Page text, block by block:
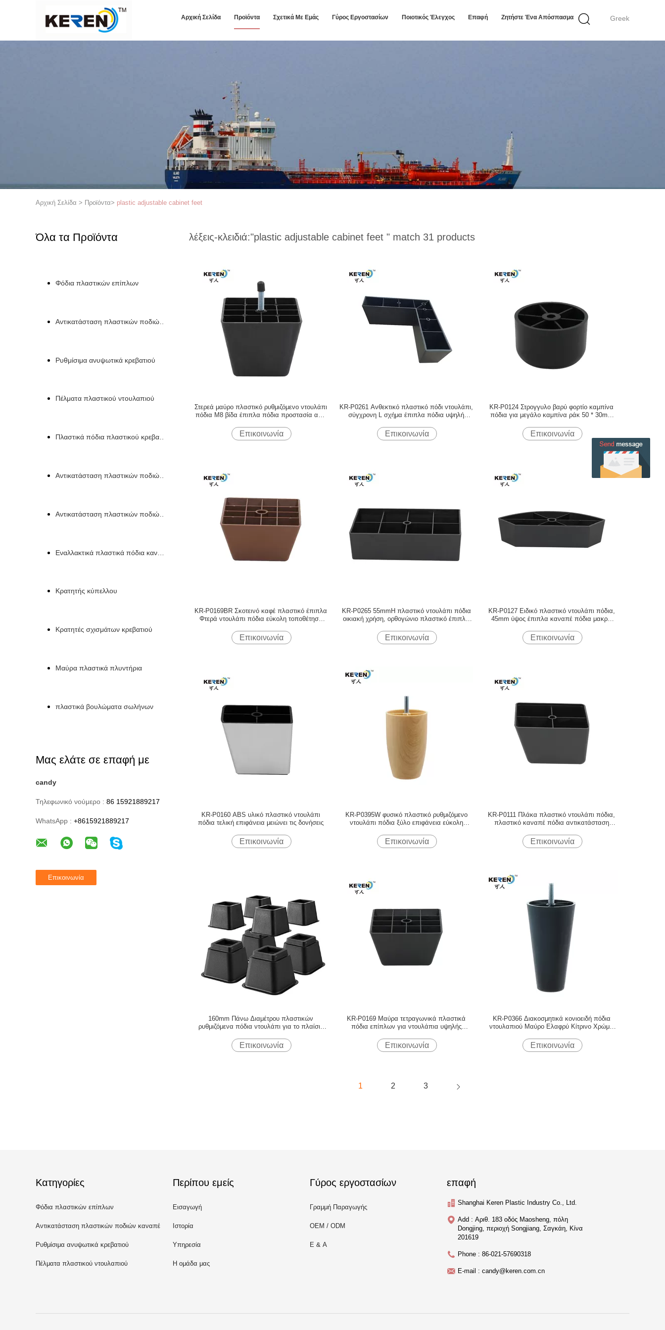
Greek
Αρχική Σελίδα Προϊόντα Σχετικά Με Εμάς Γύρος Εργοστασίων Ποιοτικός Έλεγχος Επαφή Ζητήστε Ένα Απόσπασμα
Αρχική Σελίδα > Προϊόντα> plastic adjustable cabinet feet
Όλα τα Προϊόντα
Φόδια πλαστικών επίπλων
Αντικατάσταση πλαστικών ποδιών καναπέ
Ρυθμίσιμα ανυψωτικά κρεβατιού
Πέλματα πλαστικού ντουλαπιού
Πλαστικά πόδια πλαστικού κρεβατιού
Αντικατάσταση πλαστικών ποδιών για έπιπλα
Αντικατάσταση πλαστικών ποδιών καναπέ
Εναλλακτικά πλαστικά πόδια καναπέ
Κρατητής κύπελλου
Κρατητές σχισμάτων κρεβατιού
Μαύρα πλαστικά πλυντήρια
πλαστικά βουλώματα σωλήνων
Μας ελάτε σε επαφή με
candy
Τηλεφωνικό νούμερο : 86 15921889217
WhatsApp : +8615921889217
λέξεις-κλειδιά:"plastic adjustable cabinet feet " match 31 products
Στερεά μαύρο πλαστικό ρυθμιζόμενο ντουλάπι
πόδια M8 βίδα έπιπλα πόδια προστασία από
Επικοινωνία
KR-P0261 Ανθεκτικό πλαστικό πόδι ντουλάπι,
σύγχρονη L σχήμα έπιπλα πόδια υψηλή
Επικοινωνία
KR-P0124 Στρογγυλο βαρύ φορτίο καμπίνα
πόδια για μεγάλο καμπίνα ράκ 50 * 30mm
Επικοινωνία
KR-P0169BR Σκοτεινό καφέ πλαστικό έπιπλα
Φτερά ντουλάπι πόδια εύκολη τοποθέτηση
Επικοινωνία
KR-P0265 55mmH πλαστικό ντουλάπι πόδια
οικιακή χρήση, ορθογώνιο πλαστικό έπιπλα
Επικοινωνία
KR-P0127 Ειδικό πλαστικό ντουλάπι πόδια,
45mm ύψος έπιπλα καναπέ πόδια μακρά
Επικοινωνία
KR-P0160 ABS υλικό πλαστικό ντουλάπι
πόδια τελική επιφάνεια μειώνει τις δονήσεις
Επικοινωνία
KR-P0395W φυσικό πλαστικό ρυθμιζόμενο
ντουλάπι πόδια ξύλο επιφάνεια εύκολη
Επικοινωνία
KR-P0111 Πλάκα πλαστικό ντουλάπι πόδια,
πλαστικό καναπέ πόδια αντικατάσταση
Επικοινωνία
160mm Πάνω Διαμέτρου πλαστικών
ρυθμιζόμενα πόδια ντουλάπι για το πλαίσιο
Επικοινωνία
KR-P0169 Μαύρα τετραγωνικά πλαστικά
πόδια επίπλων για ντουλάπια υψηλής
Επικοινωνία
KR-P0366 Διακοσμητικά κονιοειδή πόδια
ντουλαπιού Μαύρο Ελαφρύ Κίτρινο Χρώμα
Επικοινωνία
1 2 3
Κατηγορίες
Φόδια πλαστικών επίπλων
Αντικατάσταση πλαστικών ποδιών καναπέ
Ρυθμίσιμα ανυψωτικά κρεβατιού
Πέλματα πλαστικού ντουλαπιού
Περίπου εμείς
Εισαγωγή
Ιστορία
Υπηρεσία
Η ομάδα μας
Γύρος εργοστασίων
Γραμμή Παραγωγής
OEM / ODM
Ε & Α
επαφή
Shanghai Keren Plastic Industry Co., Ltd.
Add : Αριθ. 183 οδός Maosheng, πόλη
Dongjing, περιοχή Songjiang, Σαγκάη, Κίνα
201619
Phone : 86-021-57690318
E-mail : candy@keren.com.cn